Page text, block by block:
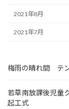
2021年8月
2021年7月
梅雨の晴れ間 テ
若草南放課後児童
起工式